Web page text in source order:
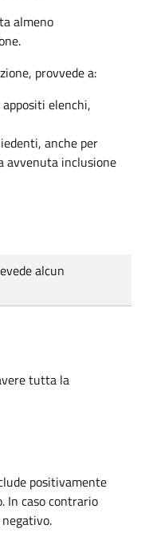
almeno
provvede a:
elenchi,
anche per
avvenuta inclusione
alcun
tutta la
positivamente
In caso contrario